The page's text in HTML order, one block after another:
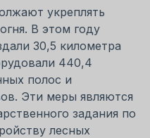
укреплять
В этом году
30,5 километра
440,4
полос и
Эти меры являются
задания по
лесных